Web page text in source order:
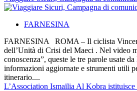
FARNESINA
FARNESINA ROMA – Il ciclista
dell’Unità di Crisi del Maeci . Nel video
conoscenza”, queste le tre parole usate
informazioni aggiornate e strumenti utili
itinerario....
L’Association Ismaïlia Al Kobra istituisce